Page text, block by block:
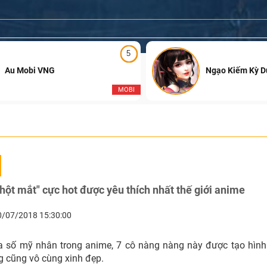
5
MOBI
Au Mobi VNG Ngạo Kiếm Kỳ
mắt" cực hot được yêu thích nhất thế giới anime
07/2018 15:30:00
số mỹ nhân trong anime, 7 cô nàng nàng này được tạo
cũng vô cùng xinh đẹp.